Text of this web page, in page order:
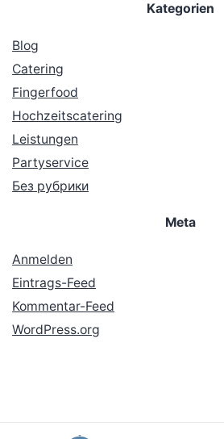
Kategorien
Blog
Catering
Fingerfood
Hochzeitscatering
Leistungen
Partyservice
Без рубрики
Meta
Anmelden
Eintrags-Feed
Kommentar-Feed
WordPress.org